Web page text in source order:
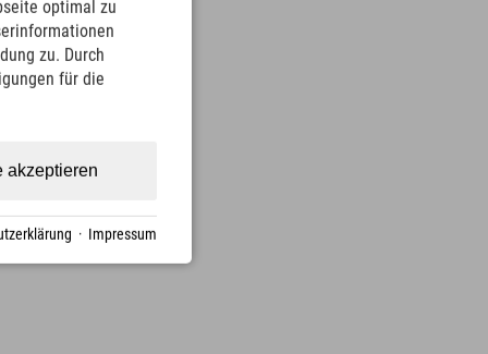
optimal zu
zu. Durch
für die
akzeptieren
· Impressum